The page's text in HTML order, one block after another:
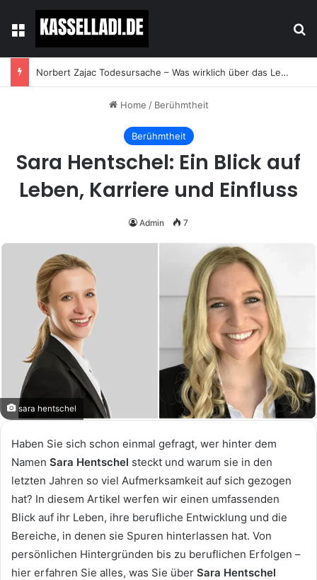
Menu
Norbert Zajac Todesursache – Was wirklich über das Leben und den Abschied des Tierhändlers bekannt ist
Home / Berühmtheit
Berühmtheit
Sara Hentschel: Ein Blick auf
Leben, Karriere und Einfluss
Admin 7
sara hentschel
Haben Sie sich schon einmal gefragt, wer hinter dem
Namen Sara Hentschel steckt und warum sie in den
letzten Jahren so viel Aufmerksamkeit auf sich gezogen
hat? In diesem Artikel werfen wir einen umfassenden
Blick auf ihr Leben, ihre berufliche Entwicklung und die
Bereiche, in denen sie Spuren hinterlassen hat. Von
persönlichen Hintergründen bis zu beruflichen Erfolgen –
hier erfahren Sie alles, was Sie über Sara Hentschel